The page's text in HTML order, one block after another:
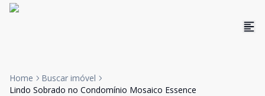
Home
Buscar imóvel
Lindo Sobrado no Condomínio Mosaico Essence